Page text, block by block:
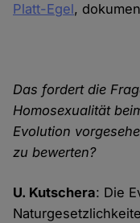
Platt-Egel,
Das fordert die
Homosexualität
Evolution
zu bewerten?
U. Kutschera: Die